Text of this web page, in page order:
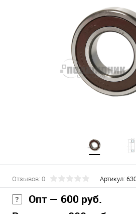
Отзывов: 0 Артикул:
Опт — 600 руб.